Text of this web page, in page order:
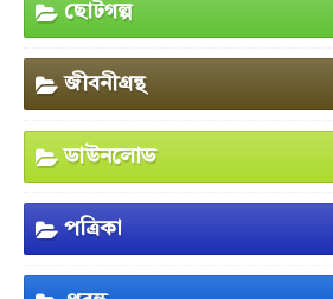
ছোটগল্প
জীবনীগ্রন্থ
ডাউনলোড
পত্রিকা